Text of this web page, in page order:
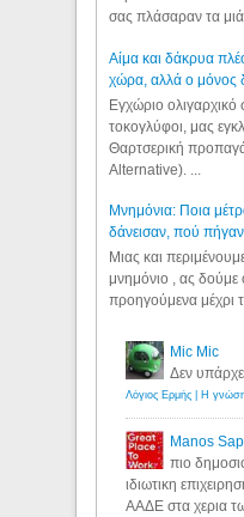
σας πλάσαραν τα
Αίμα και δάκρυα
χώρα, αλλά ο μόνος
Εγχώριο ολιγαρχικό
τοκογλύφοι, μας
Θαρτσερική
Alternative). ...
Μνημόνια: Ποια
δάνεισαν, πού
Μιας και
μνημόνιο , ας δούμε
προηγούμενα μέχρι
Mic Mic
Δεν
Manos
πιο
ιδιωτικη
ΑΑΔΕ στα χερια